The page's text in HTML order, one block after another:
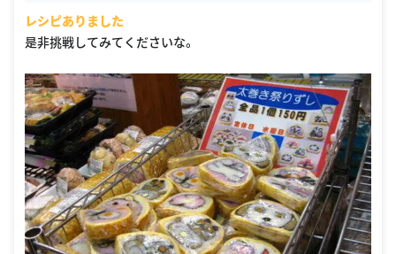
レシピありました
是非挑戦してみてくださいな。